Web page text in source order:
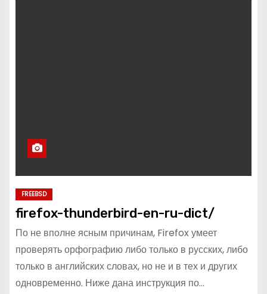
FREEBSD
firefox-thunderbird-en-ru-dict/
По не вполне ясным причинам, Firefox умеет
проверять орфографию либо только в русских, либо
только в английских словах, но не и в тех и других
одновременно. Ниже дана инструкция по…